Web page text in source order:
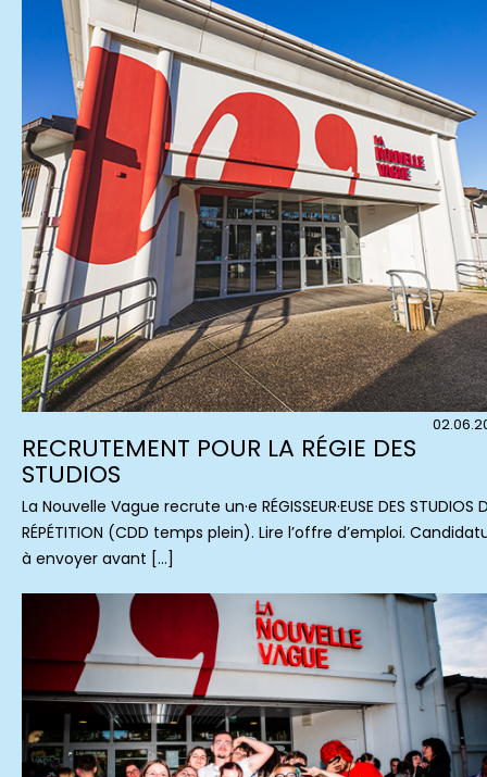
RECRUTEMENT POUR LA RÉGIE DES
STUDIOS
La Nouvelle Vague recrute un·e RÉGISSEUR·EUSE DES STUDIOS
RÉPÉTITION (CDD temps plein). Lire l’offre d’emploi.
à envoyer avant […]